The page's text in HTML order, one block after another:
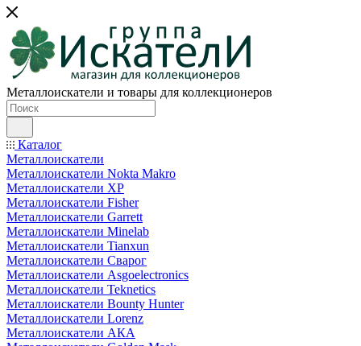
Металлоискатели и товары для коллекционеров
Каталог
Металлоискатели
Металлоискатели Nokta Makro
Металлоискатели XP
Металлоискатели Fisher
Металлоискатели Garrett
Металлоискатели Minelab
Металлоискатели Tianxun
Металлоискатели Сварог
Металлоискатели Asgoelectronics
Металлоискатели Teknetics
Металлоискатели Bounty Hunter
Металлоискатели Lorenz
Металлоискатели АКА